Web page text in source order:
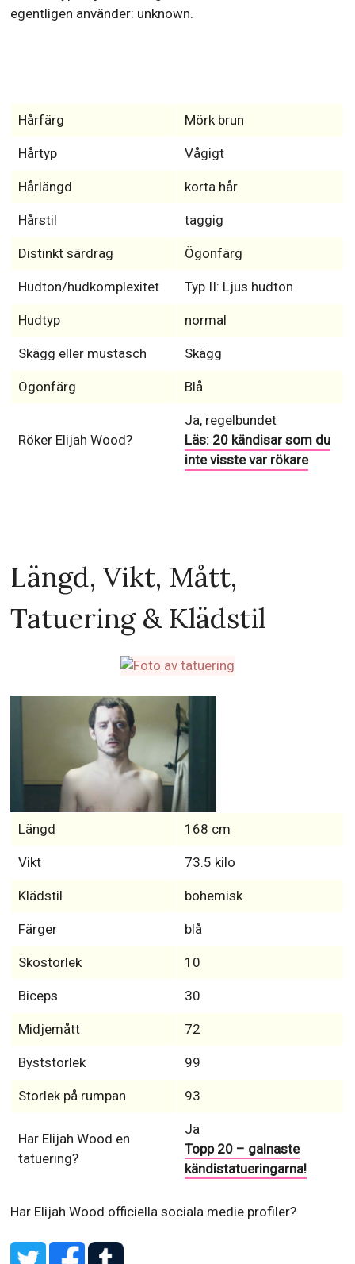
egentligen använder: unknown.
Hårfärg Mörk brun
Hårtyp Vågigt
Hårlängd korta hår
Hårstil taggig
Distinkt särdrag Ögonfärg
Hudton/hudkomplexitet Typ II: Ljus hudton
Hudtyp normal
Skägg eller mustasch Skägg
Ögonfärg Blå
Röker Elijah Wood?
Ja, regelbundet
Läs: 20 kändisar som du
inte visste var rökare
Längd, Vikt, Mått,
Tatuering & Klädstil
Längd 168 cm
Vikt 73.5 kilo
Klädstil bohemisk
Färger blå
Skostorlek 10
Biceps 30
Midjemått 72
Byststorlek 99
Storlek på rumpan 93
Har Elijah Wood en
tatuering?
Ja
Topp 20 – galnaste
kändistatueringarna!
Har Elijah Wood officiella sociala medie profiler?